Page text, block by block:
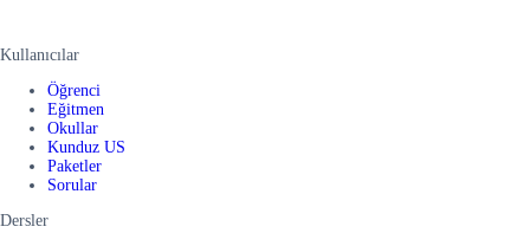
Kullanıcılar
Öğrenci
Eğitmen
Okullar
Kunduz US
Paketler
Sorular
Dersler